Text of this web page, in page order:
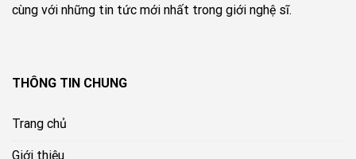
cùng với những tin tức mới nhất trong giới nghệ sĩ.
THÔNG TIN CHUNG
Trang chủ
Giới thiệu